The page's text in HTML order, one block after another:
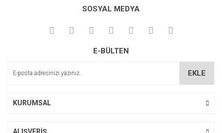
kullanarak tarafımıza iletebilirsiniz.
Görüş ve önerileriniz için teşekkür ederiz.
Ürün açıklamasında eksik bilgiler bulunuyor.
SOSYAL MEDYA
E-BÜLTEN
EKLE
KURUMSAL